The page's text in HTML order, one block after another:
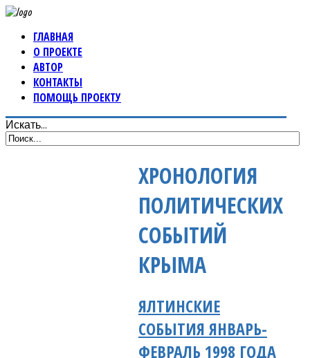
ГЛАВНАЯ
О ПРОЕКТЕ
АВТОР
КОНТАКТЫ
ПОМОЩЬ ПРОЕКТУ
Искать...
ХРОНОЛОГИЯ
ПОЛИТИЧЕСКИХ
СОБЫТИЙ
КРЫМА
ЯЛТИНСКИЕ
СОБЫТИЯ ЯНВАРЬ-
ФЕВРАЛЬ 1998 ГОДА